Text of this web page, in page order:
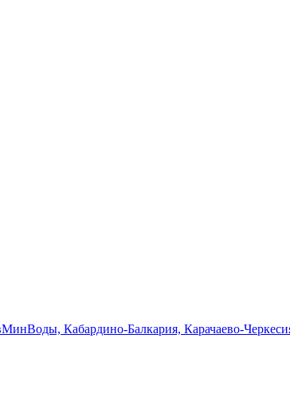
Кабардино-Балкария, Карачаево-